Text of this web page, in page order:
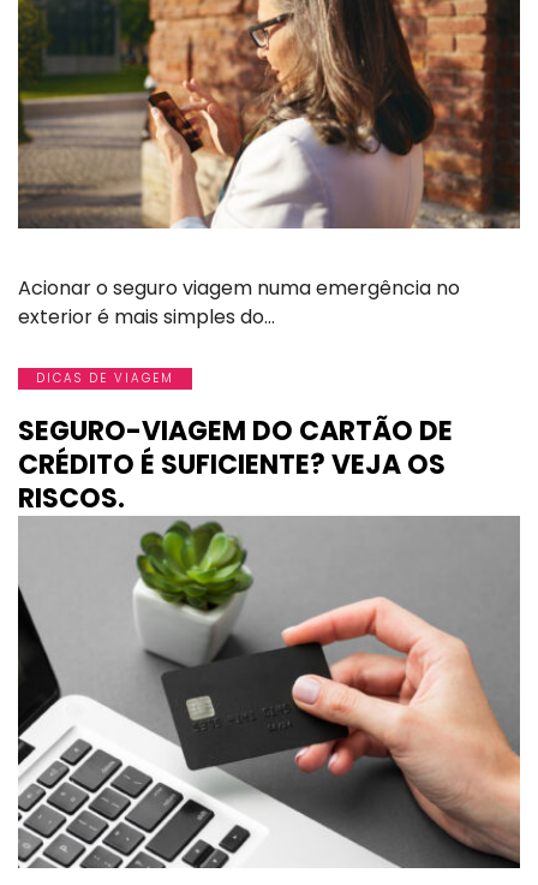
Acionar o seguro viagem numa emergência no
exterior é mais simples do…
DICAS DE VIAGEM
SEGURO-VIAGEM DO CARTÃO DE
CRÉDITO É SUFICIENTE? VEJA OS
RISCOS.